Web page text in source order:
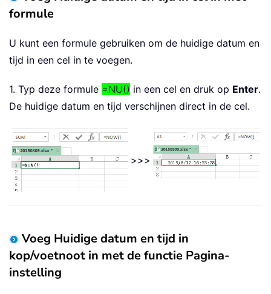
formule
U kunt een formule gebruiken om de huidige datum en
tijd in een cel in te voegen.
1. Typ deze formule =NU() in een cel en druk op Enter.
De huidige datum en tijd verschijnen direct in de cel.
>>>
Voeg Huidige datum en tijd in
kop/voetnoot in met de functie Pagina-
instelling